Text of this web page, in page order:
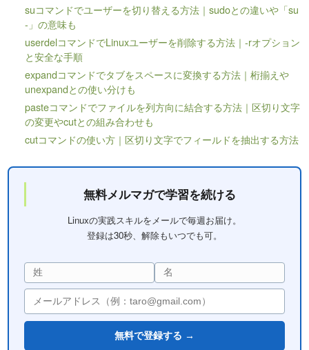
suコマンドでユーザーを切り替える方法｜sudoとの違いや「su
-」の意味も
userdelコマンドでLinuxユーザーを削除する方法｜-rオプション
と安全な手順
expandコマンドでタブをスペースに変換する方法｜桁揃えや
unexpandとの使い分けも
pasteコマンドでファイルを列方向に結合する方法｜区切り文字
の変更やcutとの組み合わせも
cutコマンドの使い方｜区切り文字でフィールドを抽出する方法
無料メルマガで学習を続ける
Linuxの実践スキルをメールで毎週お届け。
登録は30秒、解除もいつでも可。
無料で登録する →